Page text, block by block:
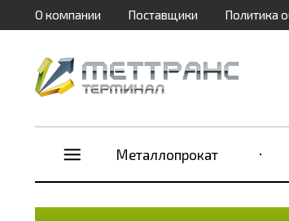
О компании Поставщики Политика
Металлопрокат